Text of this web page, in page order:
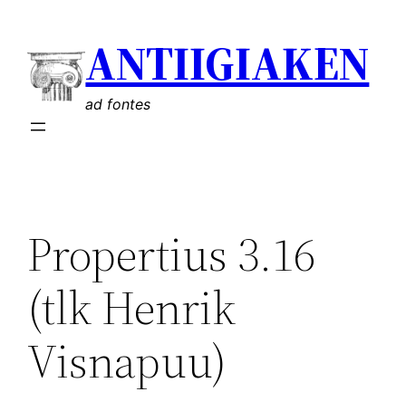
sisu
juurde
ANTIIGIAKEN
ad fontes
Propertius 3.16
(tlk Henrik
Visnapuu)